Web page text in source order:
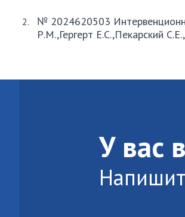
№ 2024620503
Р.М.,Гергерт Е.С.,Пекарский
У вас